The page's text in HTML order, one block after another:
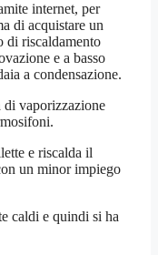
internet, per
di acquistare un
di riscaldamento
e a basso
a condensazione.
di vaporizzazione
e riscalda il
un minor impiego
caldi e quindi si ha